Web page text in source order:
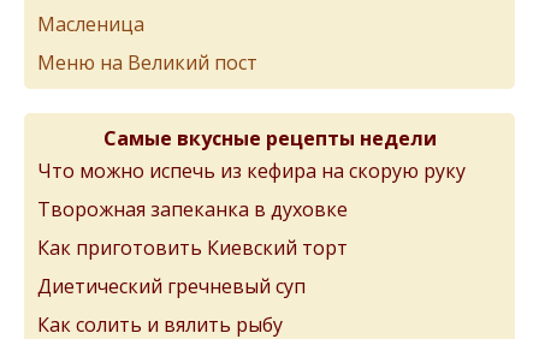
Масленица
Меню на Великий пост
Самые вкусные рецепты недели
Что можно испечь из кефира на скорую руку
Творожная запеканка в духовке
Как приготовить Киевский торт
Диетический гречневый суп
Как солить и вялить рыбу